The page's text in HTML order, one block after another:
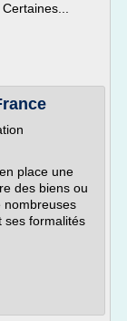
place une
des biens ou
nombreuses
ses formalités